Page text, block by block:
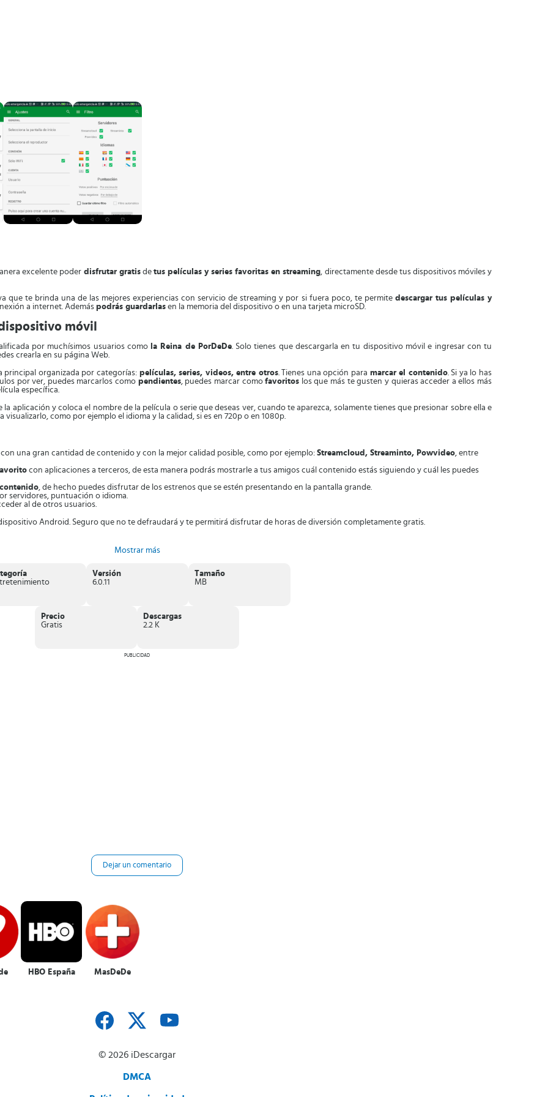
excelente poder disfrutar gratisde tus películas y series favoritas en streaming, directamente desde tus dispositivos móviles y
que te brinda una de las mejores experiencias con servicio de streaming y por si fuera poco, te permite descargar tus películas y
a internet. Además podrás guardarlas en la memoria del dispositivo o en una tarjeta microSD.
móvil
por muchísimos usuarios como la Reina de PorDeDe. Solo tienes que descargarla en tu dispositivo móvil e ingresar con tu
crearla en su página Web.
principal organizada por categorías: películas, series, videos, entre otros. Tienes una opción para marcar el contenido. Si ya lo has
por ver, puedes marcarlos como pendientes, puedes marcar comofavoritos los que más te gusten y quieras acceder a ellos más
específica.
aplicación y coloca el nombre de la película o serie que deseas ver, cuando te aparezca, solamente tienes que presionar sobre ella e
como por ejemplo el idioma y la calidad, si es en 720p o en 1080p.
con una gran cantidad de contenido y con la mejor calidad posible, como por ejemplo: Streamcloud, Streaminto, Powvideo, entre
con aplicaciones a terceros, de esta manera podrás mostrarle a tus amigos cuál contenido estás siguiendo y cuál les puedes
, de hecho puedes disfrutar de los estrenos que se estén presentando en la pantalla grande.
servidores, puntuación o idioma.
al de otros usuarios.
Android. Seguro que no te defraudará y te permitirá disfrutar de horas de diversión completamente gratis.
Mostrar más
Versión
6.0.11
Tamaño
MB
Precio
Gratis
Descargas
2.2 K
PUBLICIDAD
Dejar un comentario
HBO España MasDeDe
© 2026 iDescargar
DMCA